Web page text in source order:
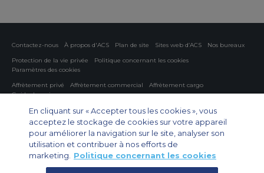
Contactez-nous À propos d'ACS Plan de site Sites web d’ACS
Nos bureaux
Protection de la vie privée
Politique concernant les cookies
Paramètres des cookies
Affrètement privé
Affrètement commercial
Affrètement cargo
Guide des avions
Private Charter App
En cliquant sur « Accepter tous les cookies », vous
acceptez le stockage de cookies sur votre appareil
pour améliorer la navigation sur le site, analyser son
utilisation et contribuer à nos efforts de
marketing.
Politique concernant les cookies